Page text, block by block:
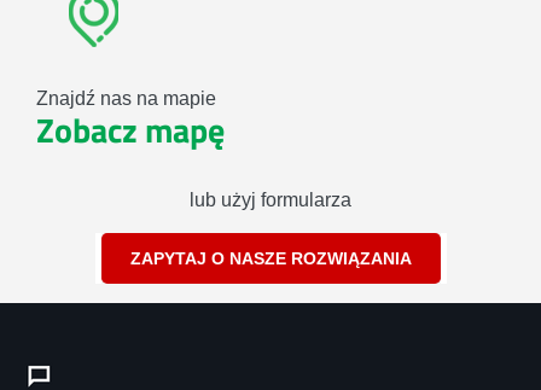
Znajdź nas na mapie
Zobacz mapę
lub użyj formularza
ZAPYTAJ O NASZE ROZWIĄZANIA